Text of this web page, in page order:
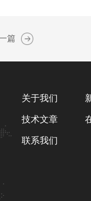
篇
关于我们
技术文章
联系我们